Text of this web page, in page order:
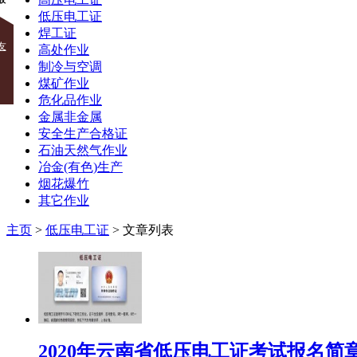
低压电工证
焊工证
高处作业
制冷与空调
煤矿作业
危化品作业
金属非金属
安全生产合格证
石油天然气作业
冶金(有色)生产
烟花爆竹
其它作业
主页 > 低压电工证 > 文章列表
2020年云南省低压电工证考试报名简